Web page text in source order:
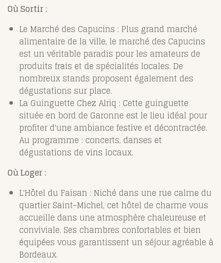
Où Sortir :
Le Marché des Capucins : Plus grand marché
alimentaire de la ville, le marché des Capucins
est un véritable paradis pour les amateurs de
produits frais et de spécialités locales. De
nombreux stands proposent également des
dégustations sur place.
La Guinguette Chez Alriq : Cette guinguette
située en bord de Garonne est le lieu idéal pour
profiter d'une ambiance festive et décontractée.
Au programme : concerts, danses et
dégustations de vins locaux.
Où Loger :
L'Hôtel du Faisan : Niché dans une rue calme du
quartier Saint-Michel, cet hôtel de charme vous
accueille dans une atmosphère chaleureuse et
conviviale. Ses chambres confortables et bien
équipées vous garantissent un séjour agréable à
Bordeaux.